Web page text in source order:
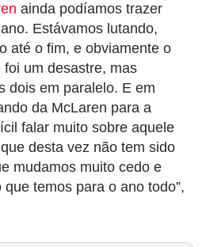
ainda podíamos trazer
Estávamos lutando,
até o fim, e obviamente o
um desastre, mas
dois em paralelo. E em
da McLaren para a
falar muito sobre aquele
desta vez não tem sido
mudamos muito cedo e
temos para o ano todo”,